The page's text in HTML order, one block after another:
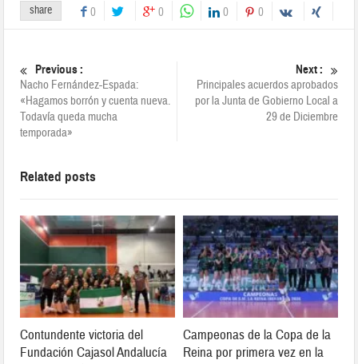
share 0 0 0 0
Previous :
Nacho Fernández-Espada:
«Hagamos borrón y cuenta nueva.
Todavía queda mucha
temporada»
Next :
Principales acuerdos aprobados
por la Junta de Gobierno Local a
29 de Diciembre
Related posts
Contundente victoria del
Fundación Cajasol Andalucía
Campeonas de la Copa de la
Reina por primera vez en la